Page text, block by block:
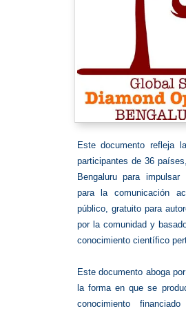
Este documento refleja
participantes de 36
Bengaluru para
para la comunicación
público, gratuito para
por la comunidad y
conocimiento científico
Este documento aboga
la forma en que se
conocimiento